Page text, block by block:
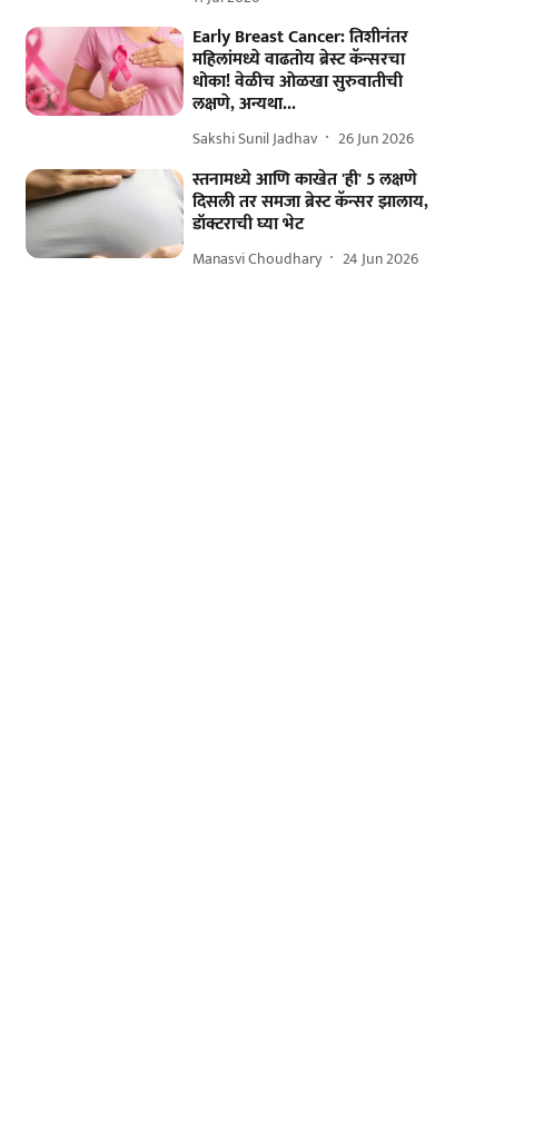
Early Breast Cancer: तिशीनंतर
महिलांमध्ये वाढतोय ब्रेस्ट कॅन्सरचा
धोका! वेळीच ओळखा सुरुवातीची
लक्षणे, अन्यथा...
Sakshi Sunil Jadhav 26 Jun 2026
स्तनामध्ये आणि काखेत 'ही' 5 लक्षणे
दिसली तर समजा ब्रेस्ट कॅन्सर झालाय,
डॉक्टराची घ्या भेट
Manasvi Choudhary 24 Jun 2026